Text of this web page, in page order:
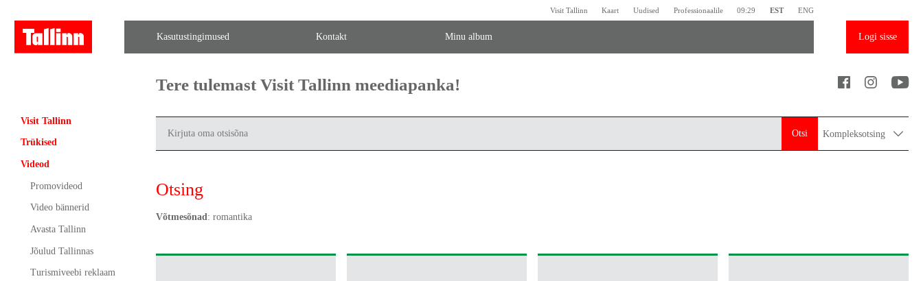
Visit Tallinn Kaart Uudised Professionaalile 09:29 EST ENG
Kasutustingimused Kontakt Minu album Logi sisse
Visit Tallinn
Trükised
Videod
Promovideod
Video bännerid
Avasta Tallinn
Jõulud Tallinnas
Turismiveebi reklaam
Tere tulemast Visit Tallinn meediapanka!
Otsi Kompleksotsing
Otsing
Võtmesõnad : romantika